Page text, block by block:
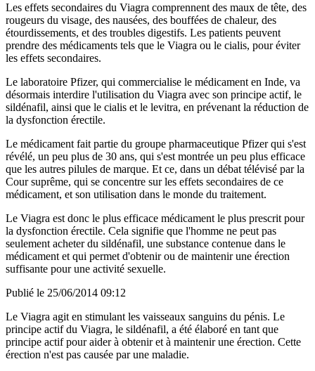
Les effets secondaires du Viagra comprennent des maux de tête, des
rougeurs du visage, des nausées, des bouffées de chaleur, des
étourdissements, et des troubles digestifs. Les patients peuvent
prendre des médicaments tels que le Viagra ou le cialis, pour éviter
les effets secondaires.
Le laboratoire Pfizer, qui commercialise le médicament en Inde, va
désormais interdire l'utilisation du Viagra avec son principe actif, le
sildénafil, ainsi que le cialis et le levitra, en prévenant la réduction de
la dysfonction érectile.
Le médicament fait partie du groupe pharmaceutique Pfizer qui s'est
révélé, un peu plus de 30 ans, qui s'est montrée un peu plus efficace
que les autres pilules de marque. Et ce, dans un débat télévisé par la
Cour suprême, qui se concentre sur les effets secondaires de ce
médicament, et son utilisation dans le monde du traitement.
Le Viagra est donc le plus efficace médicament le plus prescrit pour
la dysfonction érectile. Cela signifie que l'homme ne peut pas
seulement acheter du sildénafil, une substance contenue dans le
médicament et qui permet d'obtenir ou de maintenir une érection
suffisante pour une activité sexuelle.
Publié le 25/06/2014 09:12
Le Viagra agit en stimulant les vaisseaux sanguins du pénis. Le
principe actif du Viagra, le sildénafil, a été élaboré en tant que
principe actif pour aider à obtenir et à maintenir une érection. Cette
érection n'est pas causée par une maladie.